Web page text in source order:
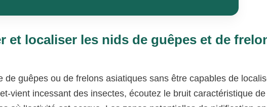
et localiser les nids de guêpes et de
de guêpes ou de frelons asiatiques sans être capables de
vient incessant des insectes, écoutez le bruit caractéristique de